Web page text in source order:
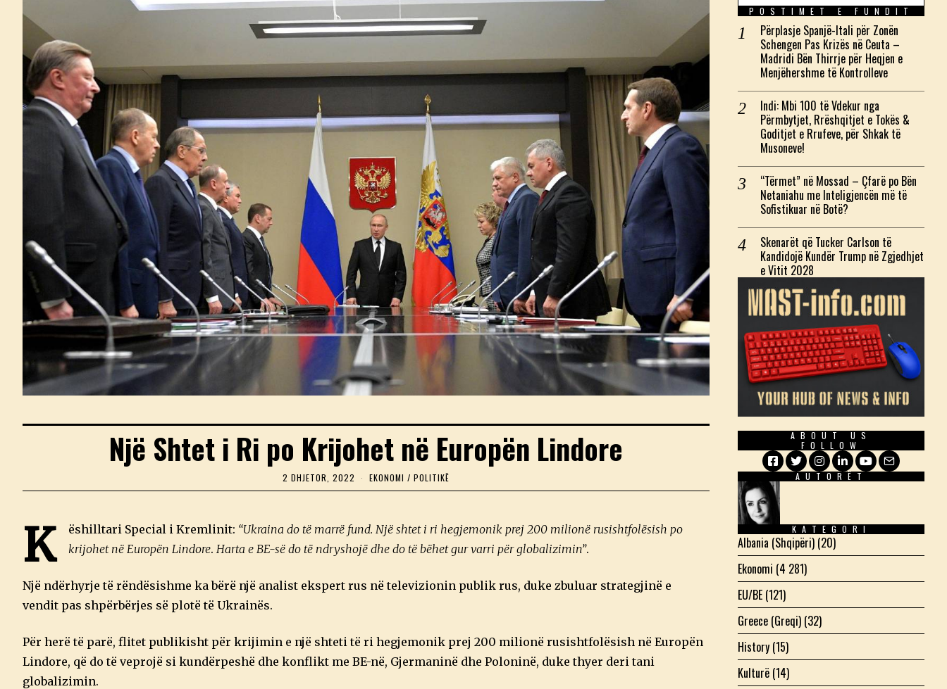
Një Shtet i Ri po Krijohet në Europën Lindore
2 DHJETOR, 2022
D
T
O
R
0
EKONOMI / POLITIKË
K ëshilltari Special i Kremlinit: “Ukraina do të marrë fund. Një shtet i ri hegjemonik prej 200 milionë rusishtfolësish po
krijohet në Europën Lindore. Harta e BE-së do të ndryshojë dhe do të bëhet gur varri për globalizimin”.
Një ndërhyrje të rëndësishme ka bërë një analist ekspert rus në televizionin publik rus, duke zbuluar strategjinë e
vendit pas shpërbërjes së plotë të Ukrainës.
Për herë të parë, flitet publikisht për krijimin e një shteti të ri hegjemonik prej 200 milionë rusishtfolësish në Europën
Lindore, që do të veprojë si kundërpeshë dhe konflikt me BE-në, Gjermaninë dhe Poloninë, duke thyer deri tani
globalizimin.
POSTIMET E FUNDIT
Përplasje Spanjë-Itali për Zonën
Schengen Pas Krizës në Ceuta –
Madridi Bën Thirrje për Heqjen e
Menjëhershme të Kontrolleve
Indi: Mbi 100 të Vdekur nga
Përmbytjet, Rrëshqitjet e Tokës &
Goditjet e Rrufeve, për Shkak të
Musoneve!
“Tërmet” në Mossad – Çfarë po Bën
Netaniahu me Inteligjencën më të
Sofistikuar në Botë?
Skenarët që Tucker Carlson të
Kandidojë Kundër Trump në Zgjedhjet
e Vitit 2028
ABOUT US
FOLLOW
Facebook
TwitterInstagram
LinkedIn
YouTube
Email
AUTORËT
KATEGORI
Albania (Shqipëri) (20)
Ekonomi (4 281)
EU/BE (121)
Greece (Greqi) (32)
History (15)
Kulturë (14)